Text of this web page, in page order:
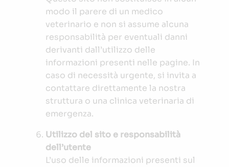
modo il parere di un medico
veterinario e non si assume alcuna
responsabilità per eventuali danni
derivanti dall’utilizzo delle
informazioni presenti nelle pagine. In
caso di necessità urgente, si invita a
contattare direttamente la nostra
struttura o una clinica veterinaria di
emergenza.
Utilizzo del sito e responsabilità
dell’utente
L’uso delle informazioni presenti sul